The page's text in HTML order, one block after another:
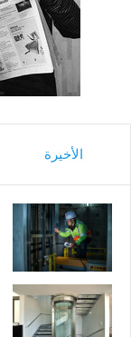
الأخيرة